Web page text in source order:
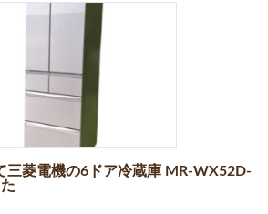
三菱電機の6ドア冷蔵庫 MR-WX52D-